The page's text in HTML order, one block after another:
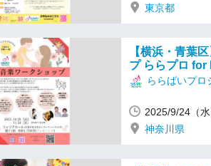
東京都
【横浜・青葉
プ ららプロ
ららばいプロ
2025/9/24（
神奈川県